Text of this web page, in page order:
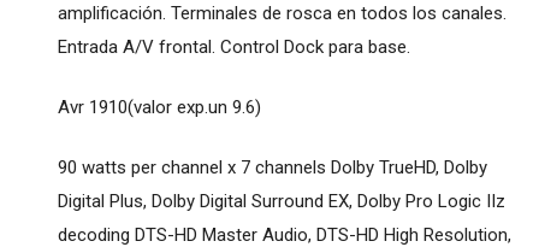
amplificación. Terminales de rosca en todos los canales.
Entrada A/V frontal. Control Dock para base.
Avr 1910(valor exp.un 9.6)
90 watts per channel x 7 channels Dolby TrueHD, Dolby
Digital Plus, Dolby Digital Surround EX, Dolby Pro Logic IIz
decoding DTS-HD Master Audio, DTS-HD High Resolution,